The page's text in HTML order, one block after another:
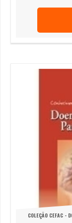
COLEÇÃO CEFAC -